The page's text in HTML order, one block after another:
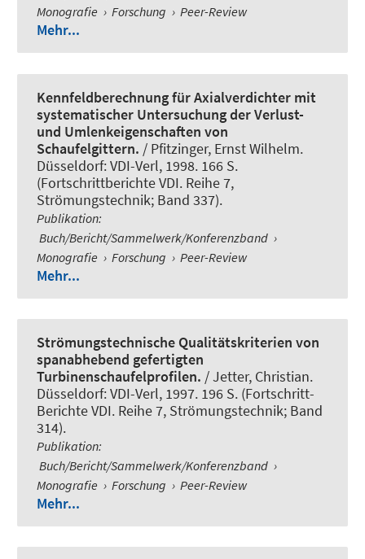
Monografie › Forschung › Peer-Review
Mehr...
Kennfeldberechnung für Axialverdichter mit
systematischer Untersuchung der Verlust-
und Umlenkeigenschaften von
Schaufelgittern. / Pfitzinger, Ernst Wilhelm.
Düsseldorf: VDI-Verl, 1998. 166 S.
(Fortschrittberichte VDI. Reihe 7,
Strömungstechnik; Band 337).
Publikation:
Buch/Bericht/Sammelwerk/Konferenzband ›
Monografie › Forschung › Peer-Review
Mehr...
Strömungstechnische Qualitätskriterien von
spanabhebend gefertigten
Turbinenschaufelprofilen. / Jetter, Christian.
Düsseldorf: VDI-Verl, 1997. 196 S. (Fortschritt-
Berichte VDI. Reihe 7, Strömungstechnik; Band
314).
Publikation:
Buch/Bericht/Sammelwerk/Konferenzband ›
Monografie › Forschung › Peer-Review
Mehr...